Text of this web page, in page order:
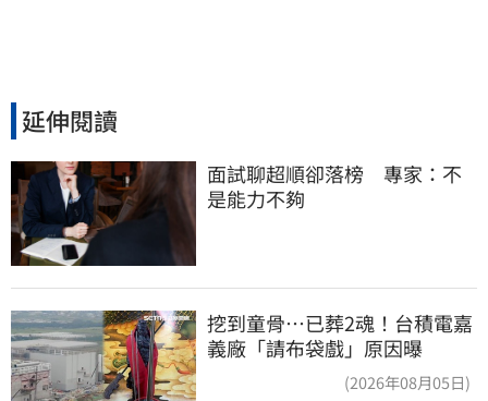
延伸閱讀
面試聊超順卻落榜　專家：不
是能力不夠
挖到童骨…已葬2魂！台積電嘉
義廠「請布袋戲」原因曝
(2026年08月05日)